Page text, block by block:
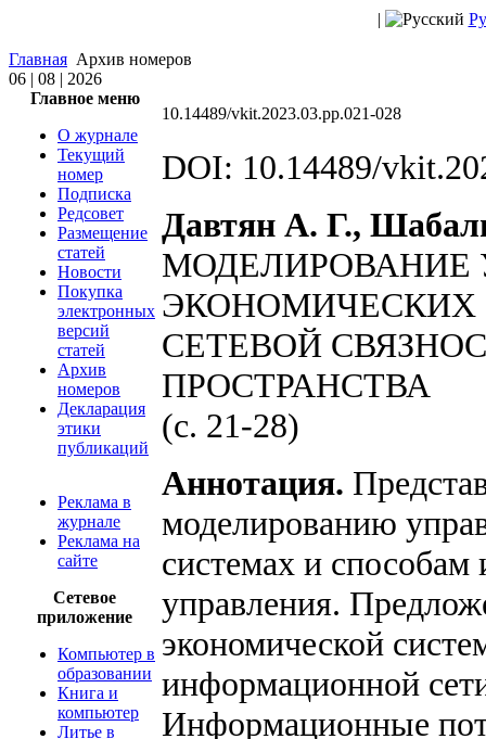
|
Главная Архив номеров
06 | 08 | 2026
Главное меню
О журнале
Текущий
номер
Подписка
Редсовет
Размещение
статей
Новости
Покупка
электронных
версий
статей
Архив
номеров
Декларация
этики
публикаций
Реклама в
журнале
Реклама на
сайте
Сетевое
приложение
Компьютер в
образовании
Книга и
компьютер
Литье в
10.14489/vkit.2023.03.pp.021-028
DOI: 10.14489/
Давтян А. Г.,
МОДЕЛИРОВАНИЕ
СЕТЕВОЙ
ПРОСТРАНСТВА
(с. 21-28)
Аннотация.
моделированию
системах и способам
управления.
экономической
информационной
Информационные